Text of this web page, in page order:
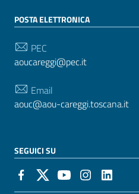
POSTA ELETTRONICA
PEC
aoucareggi@pec.it
Email
aouc@aou-careggi.toscana.it
SEGUICI SU